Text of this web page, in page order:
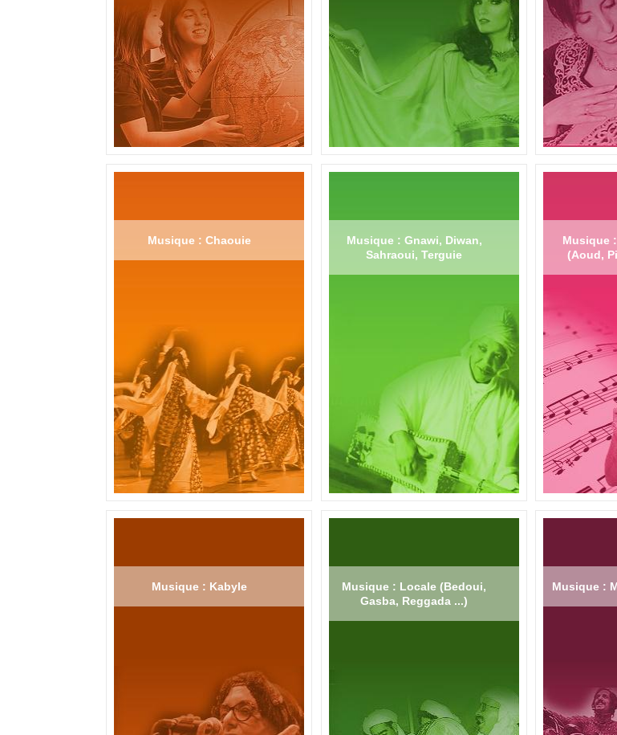
Musique : Chaouie
Musique : Gnawi, Diwan,
Sahraoui, Terguie
Musique
(Aoud,
Musique : Kabyle
Musique : Locale (Bedoui,
Gasba, Reggada ...)
Musique :